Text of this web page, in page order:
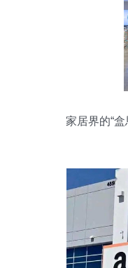
家居界的“